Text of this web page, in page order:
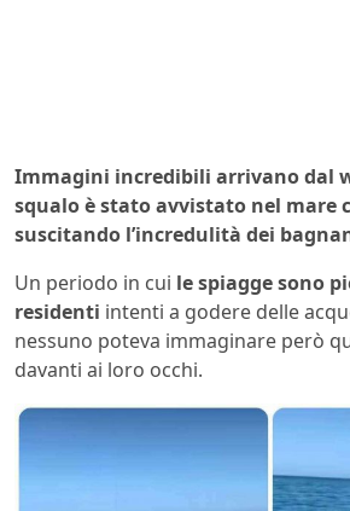
Immagini incredibili arrivano dal
squalo è stato avvistato nel mare
suscitando l’incredulità dei
Un periodo in cui le spiagge sono
residenti intenti a godere delle
nessuno poteva immaginare però
davanti ai loro occhi.